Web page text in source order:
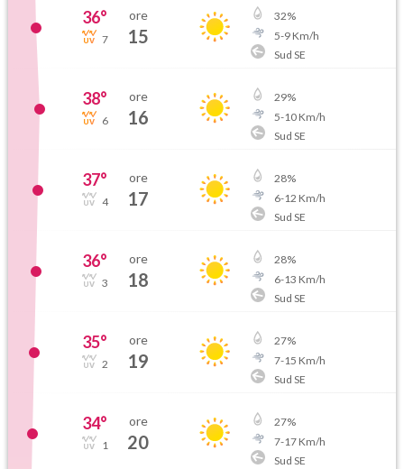
36°
7
ore
15
32%
5-9Km/h
Sud SE
38°
6
ore
16
29%
5-10Km/h
Sud SE
37°
4
ore
17
28%
6-12 Km/h
Sud SE
36°
3
ore
18
28%
6-13 Km/h
Sud SE
35°
2
ore
19
27%
7-15 Km/h
Sud SE
34°
1
ore
20
27%
7-17Km/h
Sud SE